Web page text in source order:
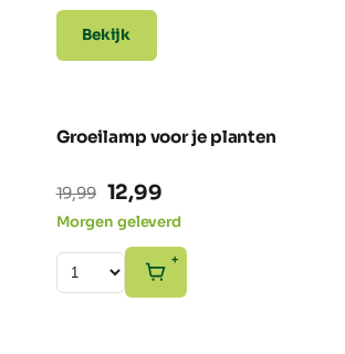
Bekijk
-35% SALE
Groeilamp voor je planten
19,99 Oorspronkelijke
prijs
was:
19,99.
12,99
prijs
is:
12,99.
Morgen geleverd
+